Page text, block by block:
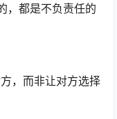
，都是不负责任的
，而非让对方选择